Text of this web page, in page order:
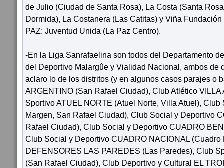
de Julio (Ciudad de Santa Rosa), La Costa (Santa
Dormida), La Costanera (Las Catitas) y Viña
PAZ: Juventud Unida (La Paz Centro).
-En la Liga Sanrafaelina son todos del Departamento
del Deportivo Malargûe y Vialidad Nacional, ambos de
aclaro lo de los distritos (y en algunos casos parajes o
ARGENTINO (San Rafael Ciudad), Club Atlético VILLA
Sportivo ATUEL NORTE (Atuel Norte, Villa Atuel),
Margen, San Rafael Ciudad), Club Social y Deportivo
Rafael Ciudad), Club Social y Deportivo CUADRO
Club Social y Deportivo CUADRO NACIONAL
DEFENSORES LAS PAREDES (Las Paredes), Club
(San Rafael Ciudad), Club Deportivo y Cultural EL